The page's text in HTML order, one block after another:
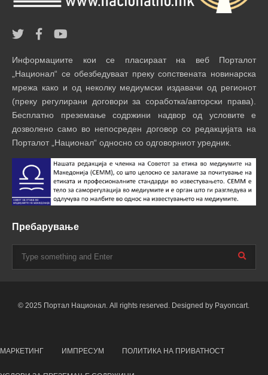
Информациите кои се пласираат на веб Порталот
„Национал“ се обезбедуваат преку сопствената новинарска
мрежа како и од неколку медиумски издавачи од регионот
(преку регулирани договори за соработка/авторски права).
Бесплатно преземање содржини надвор од условите е
дозволено само во непосреден договор со редакцијата на
Порталот „Национал“ односно со одговорниот уредник.
Пребарување
© 2025 Портал Национал. All rights reserved. Designed by Payoncart.
МАРКЕТИНГ ИМПРЕСУМ ПОЛИТИКА НА ПРИВАТНОСТ